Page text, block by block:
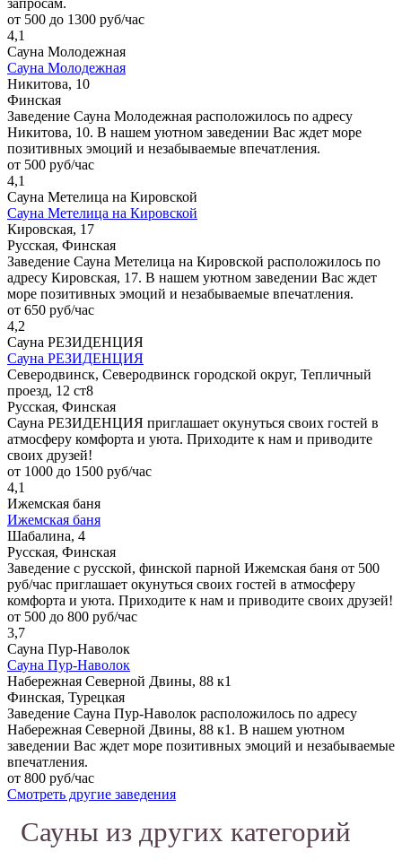
от 500 до 1300 руб/час
4,1
Сауна Молодежная
Сауна Молодежная
Никитова, 10
Финская
Заведение Сауна Молодежная расположилось по адресу
Никитова, 10. В нашем уютном заведении Вас ждет море
позитивных эмоций и незабываемые впечатления.
от 500 руб/час
4,1
Сауна Метелица на Кировской
Сауна Метелица на Кировской
Кировская, 17
Русская, Финская
Заведение Сауна Метелица на Кировской расположилось по
адресу Кировская, 17. В нашем уютном заведении Вас ждет
море позитивных эмоций и незабываемые впечатления.
от 650 руб/час
4,2
Сауна РЕЗИДЕНЦИЯ
Сауна РЕЗИДЕНЦИЯ
Северодвинск, Северодвинск городской округ, Тепличный
проезд, 12 ст8
Русская, Финская
Сауна РЕЗИДЕНЦИЯ приглашает окунуться своих гостей в
атмосферу комфорта и уюта. Приходите к нам и приводите
своих друзей!
от 1000 до 1500 руб/час
4,1
Ижемская баня
Ижемская баня
Шабалина, 4
Русская, Финская
Заведение с русской, финской парной Ижемская баня от 500
руб/час приглашает окунуться своих гостей в атмосферу
комфорта и уюта. Приходите к нам и приводите своих друзей!
от 500 до 800 руб/час
3,7
Сауна Пур-Наволок
Сауна Пур-Наволок
Набережная Северной Двины, 88 к1
Финская, Турецкая
Заведение Сауна Пур-Наволок расположилось по адресу
Набережная Северной Двины, 88 к1. В нашем уютном
заведении Вас ждет море позитивных эмоций и незабываемые
впечатления.
от 800 руб/час
Смотреть другие заведения
Сауны из других категорий